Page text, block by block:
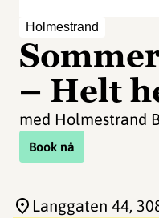
Holmestrand
– Helt
med Holmestrand
Book nå
Langgaten 44,